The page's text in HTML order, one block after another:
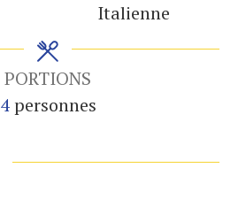
Italienne
PORTIONS
4 personnes